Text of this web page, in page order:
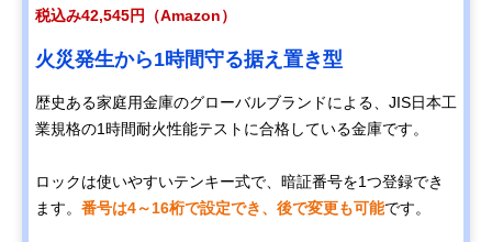
税込み42,545円（Amazon）
火災発生から1時間守る据え置き型
歴史ある家庭用金庫のグローバルブランドによる、JIS日本工
業規格の1時間耐火性能テストに合格している金庫です。
ロックは使いやすいテンキー式で、暗証番号を1つ登録でき
ます。 番号は4～16桁で設定でき、後で変更も可能です。